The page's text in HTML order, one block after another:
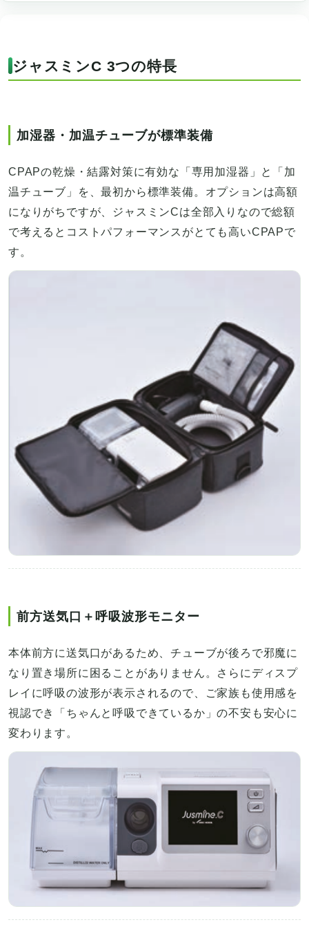
ジャスミンC 3つの特長
加湿器・加温チューブが標準装備
CPAPの乾燥・結露対策に有効な「専用加湿器」と「加
温チューブ」を、最初から標準装備。オプションは高額
になりがちですが、ジャスミンCは全部入りなので総額
で考えるとコストパフォーマンスがとても高いCPAPで
す。
前方送気口＋呼吸波形モニター
本体前方に送気口があるため、チューブが後ろで邪魔に
なり置き場所に困ることがありません。さらにディスプ
レイに呼吸の波形が表示されるので、ご家族も使用感を
視認でき「ちゃんと呼吸できているか」の不安も安心に
変わります。